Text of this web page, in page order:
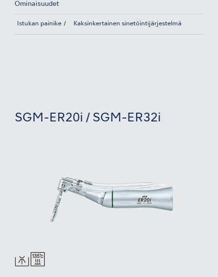
Ominaisuudet
Istukan painike Kaksinkertainen sinetöintijärjestelmä
SGM-ER20i / SGM-ER32i